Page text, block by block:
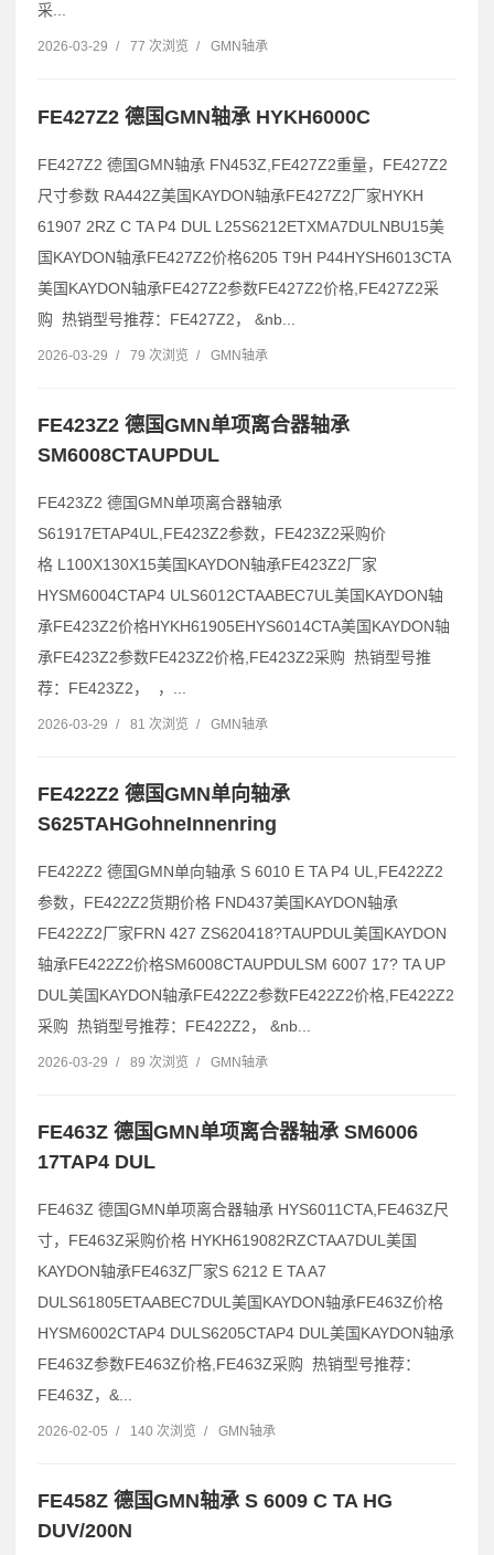
采...
2026-03-29 / 77 次浏览 / GMN轴承
FE427Z2 德国GMN轴承 HYKH6000C
FE427Z2 德国GMN轴承 FN453Z,FE427Z2重量，FE427Z2
尺寸参数 RA442Z美国KAYDON轴承FE427Z2厂家HYKH
61907 2RZ C TA P4 DUL L25S6212ETXMA7DULNBU15美
国KAYDON轴承FE427Z2价格6205 T9H P44HYSH6013CTA
美国KAYDON轴承FE427Z2参数FE427Z2价格,FE427Z2采
购 热销型号推荐：FE427Z2， &nb...
2026-03-29 / 79 次浏览 / GMN轴承
FE423Z2 德国GMN单项离合器轴承
SM6008CTAUPDUL
FE423Z2 德国GMN单项离合器轴承
S61917ETAP4UL,FE423Z2参数，FE423Z2采购价
格 L100X130X15美国KAYDON轴承FE423Z2厂家
HYSM6004CTAP4 ULS6012CTAABEC7UL美国KAYDON轴
承FE423Z2价格HYKH61905EHYS6014CTA美国KAYDON轴
承FE423Z2参数FE423Z2价格,FE423Z2采购 热销型号推
荐：FE423Z2， ，...
2026-03-29 / 81 次浏览 / GMN轴承
FE422Z2 德国GMN单向轴承
S625TAHGohneInnenring
FE422Z2 德国GMN单向轴承 S 6010 E TA P4 UL,FE422Z2
参数，FE422Z2货期价格 FND437美国KAYDON轴承
FE422Z2厂家FRN 427 ZS620418?TAUPDUL美国KAYDON
轴承FE422Z2价格SM6008CTAUPDULSM 6007 17? TA UP
DUL美国KAYDON轴承FE422Z2参数FE422Z2价格,FE422Z2
采购 热销型号推荐：FE422Z2， &nb...
2026-03-29 / 89 次浏览 / GMN轴承
FE463Z 德国GMN单项离合器轴承 SM6006
17TAP4 DUL
FE463Z 德国GMN单项离合器轴承 HYS6011CTA,FE463Z尺
寸，FE463Z采购价格 HYKH619082RZCTAA7DUL美国
KAYDON轴承FE463Z厂家S 6212 E TA A7
DULS61805ETAABEC7DUL美国KAYDON轴承FE463Z价格
HYSM6002CTAP4 DULS6205CTAP4 DUL美国KAYDON轴承
FE463Z参数FE463Z价格,FE463Z采购 热销型号推荐：
FE463Z，&...
2026-02-05 / 140 次浏览 / GMN轴承
FE458Z 德国GMN轴承 S 6009 C TA HG
DUV/200N